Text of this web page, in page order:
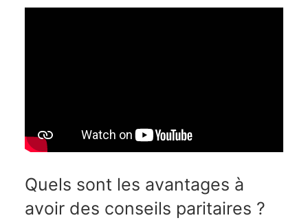
Quels sont les avantages à
avoir des conseils paritaires ?